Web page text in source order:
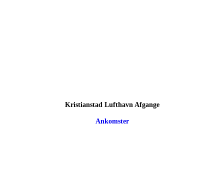
Kristianstad Lufthavn Afgange
Ankomster